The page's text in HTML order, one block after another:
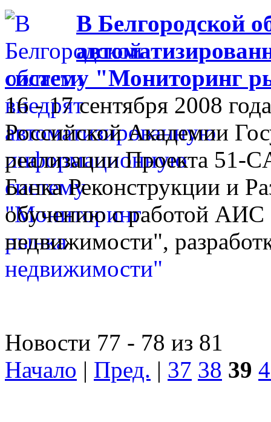
В Белгородской
систему "Мониторинг
16 - 17 сентября 2008
Российской Академии
реализации Проекта 51-
Банка Реконструкции и
обучению с работой
недвижимости",
Новости 77 - 78 из 81
Начало | Пред. | 37 38 39